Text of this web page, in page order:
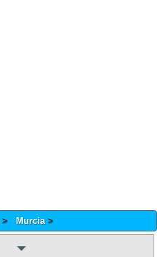
Murcia